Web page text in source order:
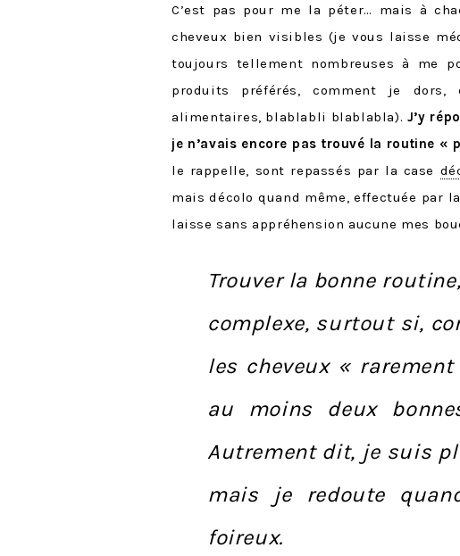
C’est pas pour me la péter… mais à
cheveux bien visibles (je vous laisse
toujours tellement nombreuses à me
produits préférés, comment je dors,
alimentaires, blablabli blablabla). J’y
je n’avais encore pas trouvé la routine
le rappelle, sont repassés par la case
mais décolo quand même, effectuée par
laisse sans appréhension aucune mes
Trouver la bonne
complexe, surtout si,
les cheveux «
au moins deux
Autrement dit, je suis
mais je redoute
foireux.